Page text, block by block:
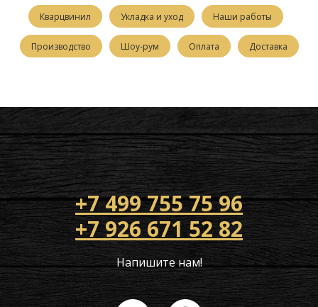
Кварцвинил Укладка и уход Наши работы
Производство Шоу-рум Оплата Доставка
+7 499 755 75 96
+7 926 671 52 82
Напишите нам!